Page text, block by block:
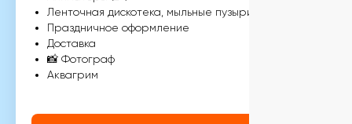
Ленточная дискотека, мыльные пузыри
Праздничное оформление
Доставка
📸 Фотограф
Аквагрим